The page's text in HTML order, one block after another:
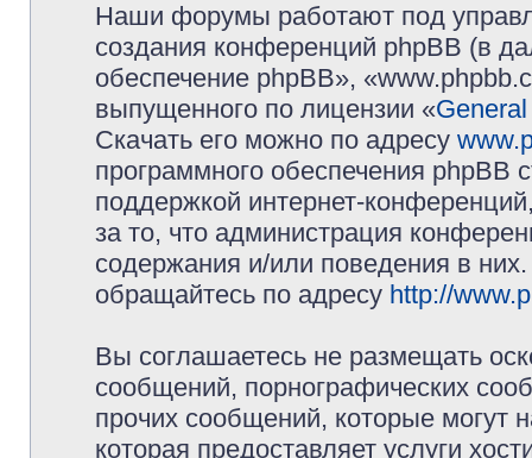
Наши форумы работают под
создания конференций phpBB (в
обеспечение phpBB»,
выпущенного по лицензии «
Скачать его можно по адресу
программного обеспечения phpBB
поддержкой интернет-
за то, что администрация
содержания и/или поведения в
обращайтесь по адресу http://
Вы соглашаетесь не размещать
сообщений, порнографических
прочих сообщений, которые могут
которая предоставляет услуги